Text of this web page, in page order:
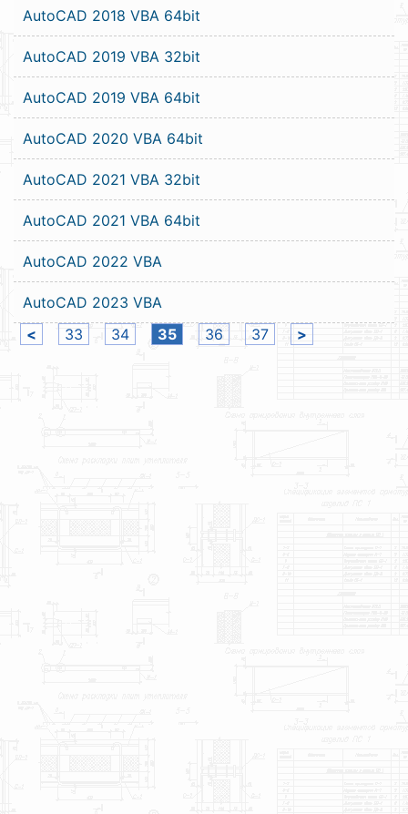
AutoCAD 2018 VBA 64bit
AutoCAD 2019 VBA 32bit
AutoCAD 2019 VBA 64bit
AutoCAD 2020 VBA 64bit
AutoCAD 2021 VBA 32bit
AutoCAD 2021 VBA 64bit
AutoCAD 2022 VBA
AutoCAD 2023 VBA
<
33 34 35 36 37 >